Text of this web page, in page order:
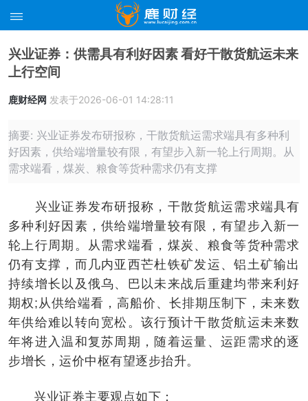
兴业证券：供需具有利好因素 看好干散货航运未来
上行空间
鹿财经网 发表于2026-06-01 14:28:11
摘要: 兴业证券发布研报称，干散货航运需求端具有多种利
好因素，供给端增量较有限，有望步入新一轮上行周期。从
需求端看，煤炭、粮食等货种需求仍有支撑
兴业证券发布研报称，干散货航运需求端具有
多种利好因素，供给端增量较有限，有望步入新一
轮上行周期。从需求端看，煤炭、粮食等货种需求
仍有支撑，而几内亚西芒杜铁矿发运、铝土矿输出
持续增长以及俄乌、巴以未来战后重建均带来利好
期权;从供给端看，高船价、长排期压制下，未来数
年供给难以转向宽松。该行预计干散货航运未来数
年将进入温和复苏周期，随着运量、运距需求的逐
步增长，运价中枢有望逐步抬升。
兴业证券主要观点如下：